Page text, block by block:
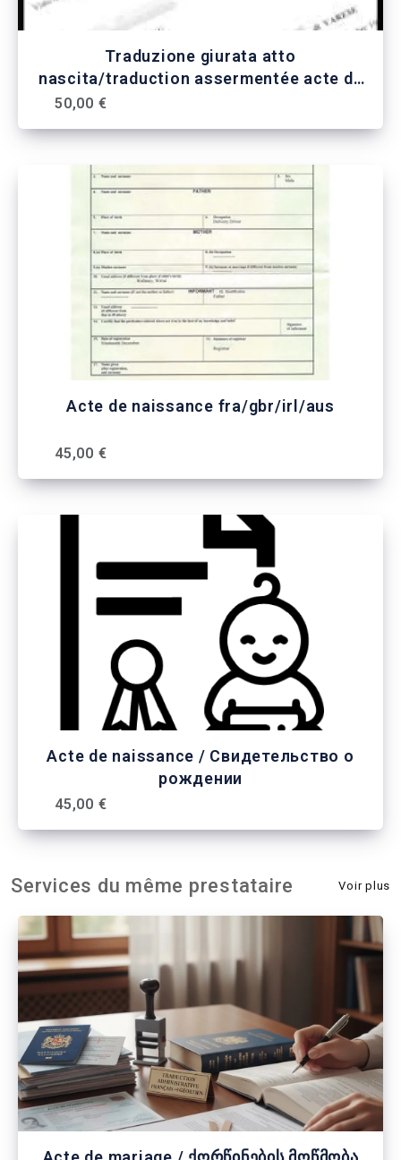
Traduzione giurata atto
nascita/traduction assermentée acte de
50,00 €
Acte de naissance fra/gbr/irl/aus
45,00 €
Acte de naissance / Свидетельство о
рождении
45,00 €
Services du même prestataire Voir plus